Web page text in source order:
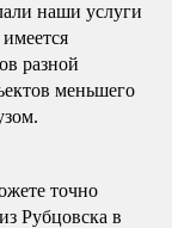
наши услуги
разной
меньшего
точно
Рубцовска в